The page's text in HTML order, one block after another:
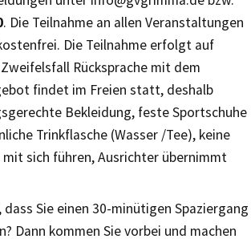
. Die Teilnahme an allen Veranstaltungen
Die Teilnahme erfolgt auf
Rücksprache mit dem
findet im Freien statt, deshalb
Bekleidung, feste Sportschuhe
Trinkflasche (Wasser /Tee), keine
sich führen, Ausrichter übernimmt
Sie einen 30-minütigen Spaziergang
Dann kommen Sie vorbei und machen